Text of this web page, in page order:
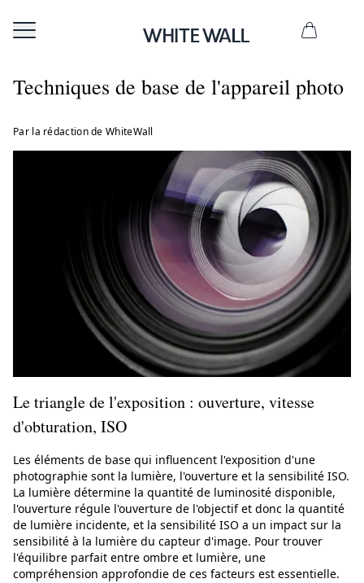
Techniques de base de l'appareil photo
Par la rédaction de WhiteWall
Le triangle de l'exposition : ouverture, vitesse
d'obturation, ISO
Les éléments de base qui influencent l'exposition d'une
photographie sont la lumière, l'ouverture et la sensibilité ISO.
La lumière détermine la quantité de luminosité disponible,
l'ouverture régule l'ouverture de l'objectif et donc la quantité
de lumière incidente, et la sensibilité ISO a un impact sur la
sensibilité à la lumière du capteur d'image. Pour trouver
l'équilibre parfait entre ombre et lumière, une
compréhension approfondie de ces facteurs est essentielle.